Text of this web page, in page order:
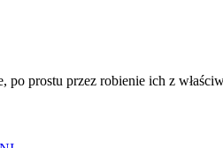
po prostu przez robienie ich z